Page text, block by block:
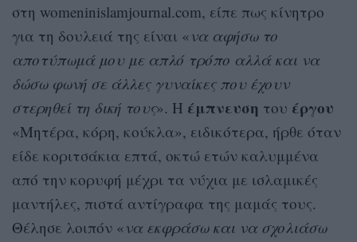
στη womeninislamjournal.com, είπε πως κίνητρο
για τη δουλειά της είναι «να αφήσω το
αποτύπωμά μου με απλό τρόπο αλλά και να
δώσω φωνή σε άλλες γυναίκες που έχουν
στερηθεί τη δική τους». Η έμπνευση του έργου
«Μητέρα, κόρη, κούκλα», ειδικότερα, ήρθε όταν
είδε κοριτσάκια επτά, οκτώ ετών καλυμμένα
από την κορυφή μέχρι τα νύχια με ισλαμικές
μαντήλες, πιστά αντίγραφα της μαμάς τους.
Θέλησε λοιπόν «να εκφράσω και να σχολιάσω